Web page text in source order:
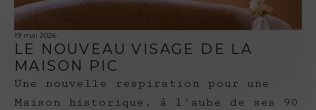
19 mai 2026
LE NOUVEAU VISAGE DE LA
MAISON PIC
Une nouvelle respiration pour une
Maison historique, à l’aube de ses 90